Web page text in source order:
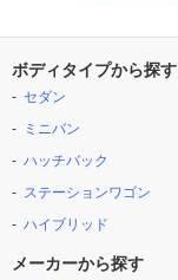
ボディタイプから探す
セダン
ミニバン
ハッチバック
ステーションワゴン
ハイブリッド
メーカーから探す